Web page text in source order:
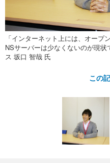
「インターネット上には、オー
NSサーバーは少なくないのが現
ス 坂口 智哉 氏
この